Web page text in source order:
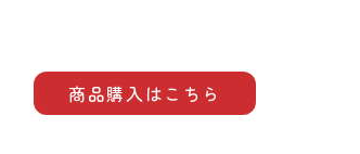
商品購入はこちら